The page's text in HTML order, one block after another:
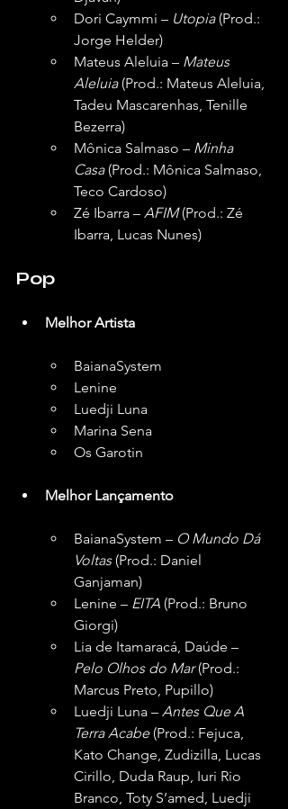
Dori Caymmi – Utopia (Prod.:
Jorge Helder)
Mateus Aleluia – Mateus
Aleluia (Prod.: Mateus Aleluia,
Tadeu Mascarenhas, Tenille
Bezerra)
Mônica Salmaso – Minha
Casa (Prod.: Mônica Salmaso,
Teco Cardoso)
Zé Ibarra – AFIM (Prod.: Zé
Ibarra, Lucas Nunes)
Pop
Melhor Artista
BaianaSystem
Lenine
Luedji Luna
Marina Sena
Os Garotin
Melhor Lançamento
BaianaSystem – O Mundo Dá
Voltas (Prod.: Daniel
Ganjaman)
Lenine – EITA (Prod.: Bruno
Giorgi)
Lia de Itamaracá, Daúde –
Pelo Olhos do Mar (Prod.:
Marcus Preto, Pupillo)
Luedji Luna – Antes Que A
Terra Acabe (Prod.: Fejuca,
Kato Change, Zudizilla, Lucas
Cirillo, Duda Raup, Iuri Rio
Branco, Toty S’amed, Luedji